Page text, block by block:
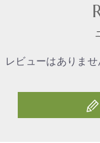
レビューはありませ